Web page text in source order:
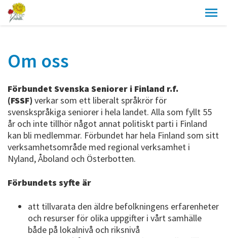
Om oss
Förbundet Svenska Seniorer i Finland r.f.
(FSSF)verkar som ett liberalt språkrör för
svenskspråkiga seniorer i hela landet. Alla som fyllt 55
år och inte tillhör något annat politiskt parti i Finland
kan bli medlemmar. Förbundet har hela Finland som sitt
verksamhetsområde med regional verksamhet i
Nyland, Åboland och Österbotten.
Förbundets syfte är
att tillvarata den äldre befolkningens erfarenheter
och resurser för olika uppgifter i vårt samhälle
både på lokalnivå och riksnivå